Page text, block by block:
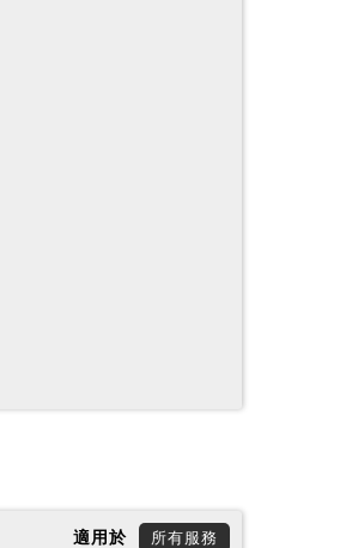
所有服務
適用於